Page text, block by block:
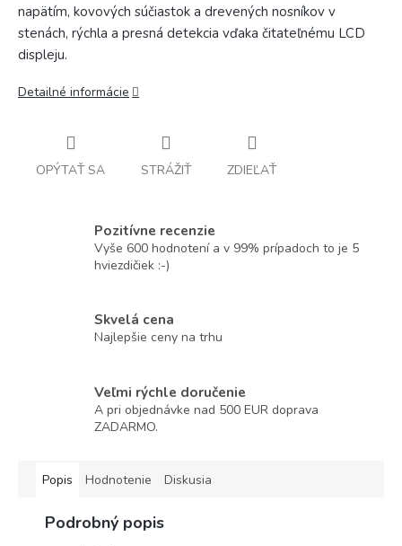
napätím, kovových súčiastok a drevených nosníkov v
stenách, rýchla a presná detekcia vďaka čitateľnému LCD
displeju.
Detailné informácie
OPÝTAŤ SA STRÁŽIŤ ZDIEĽAŤ
Pozitívne recenzie
Vyše 600 hodnotení a v 99% prípadoch to je 5
hviezdičiek :-)
Skvelá cena
Najlepšie ceny na trhu
Veľmi rýchle doručenie
A pri objednávke nad 500 EUR doprava
ZADARMO.
Popis Hodnotenie Diskusia
Podrobný popis